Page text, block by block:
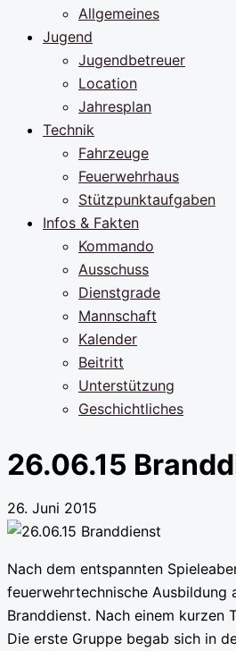
Allgemeines
Jugend
Jugendbetreuer
Location
Jahresplan
Technik
Fahrzeuge
Feuerwehrhaus
Stützpunktaufgaben
Infos & Fakten
Kommando
Ausschuss
Dienstgrade
Mannschaft
Kalender
Beitritt
Unterstützung
Geschichtliches
26.06.15
26. Juni 2015
Nach dem entspannten
feuerwehrtechnische Ausbildung
Branddienst. Nach einem kurzen
Die erste Gruppe begab sich in